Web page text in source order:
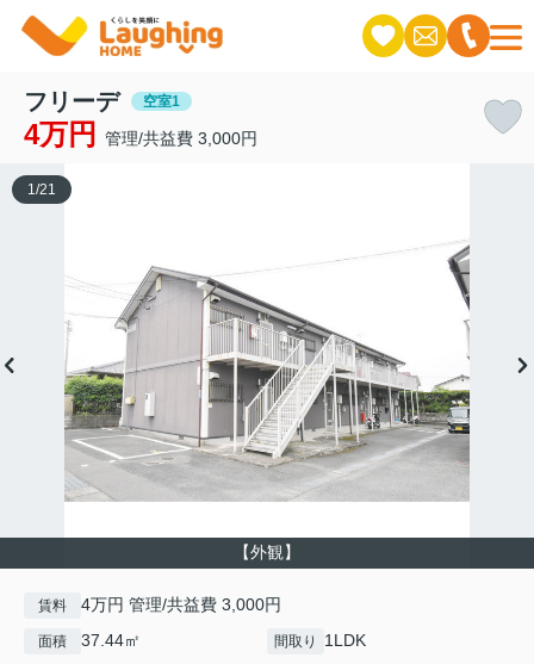
フリーデ 空室1
4万円 管理/共益費 3,000円
【外観】
1 /21
賃料 4万円 管理/共益費 3,000円
面積 37.44㎡ 間取り 1LDK